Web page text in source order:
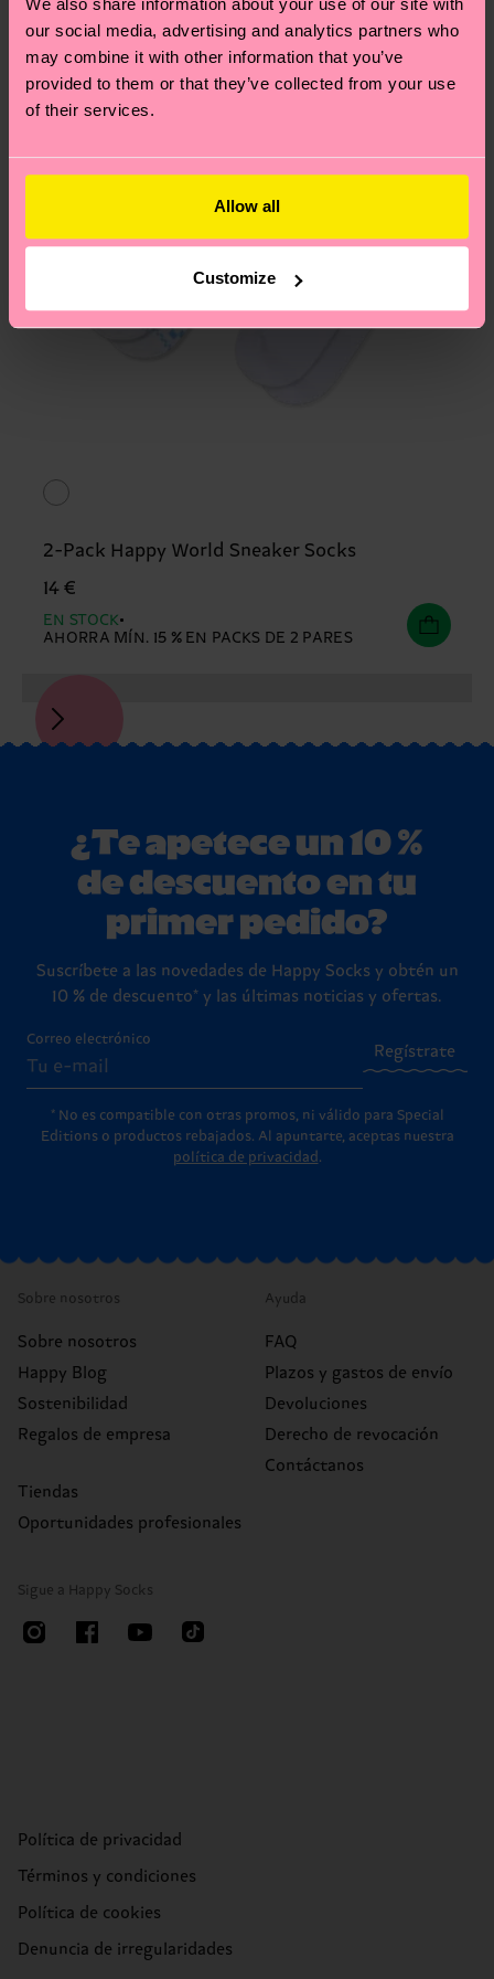
our social media, advertising and analytics partners who
may combine it with other information that you’ve
provided to them or that they’ve collected from your use
of their services.
Allow all
Customize
2-Pack Happy World Sneaker Socks
14 €
EN STOCK
AHORRA MÍN. 15 % EN PACKS DE 2 PARES
¿Te apetece un 10 %
de descuento en tu
primer pedido?
Suscríbete a las novedades de Happy Socks y obtén un
10 % de descuento* y las últimas noticias y ofertas.
Correo electrónico
Regístrate
* No es compatible con otras promos, ni válido para Special
Editions o productos rebajados. Al apuntarte, aceptas nuestra
política de privacidad .
Sobre nosotros
Sobre nosotros
Happy Blog
Sostenibilidad
Regalos de empresa
Tiendas
Oportunidades profesionales
Ayuda
FAQ
Plazos y gastos de envío
Devoluciones
Derecho de revocación
Contáctanos
Sigue a Happy Socks
Política de privacidad
Términos y condiciones
Política de cookies
Denuncia de irregularidades